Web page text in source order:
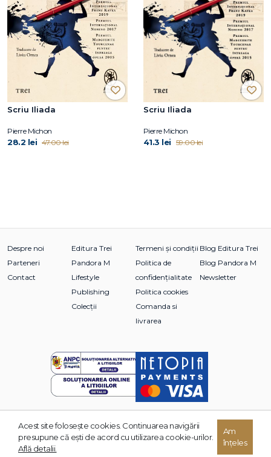
Scriu Iliada
Pierre Michon
28.2 lei 47.00 lei
Scriu Iliada
Pierre Michon
41.3 lei 59.00 lei
Despre noi
Parteneri
Contact
Editura Trei
Pandora M
Lifestyle
Publishing
Colecții
Termeni și condiții
Politica de
confidențialitate
Politica cookies
Comanda si
livrarea
Blog Editura Trei
Blog Pandora M
Newsletter
© 2026 Grupul Editorial TREI. Toate drepturile rezervate.
Acest site foloseşte cookies. Continuarea navigării
presupune că eşti de acord cu utilizarea cookie-urilor.
Află detalii.
Am
înțeles